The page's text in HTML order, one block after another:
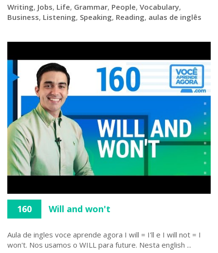
Writing, Jobs, Life, Grammar, People, Vocabulary,
Business, Listening, Speaking, Reading, aulas de inglês
160 Will and won't
Aula de ingles voce aprende agora I will = I'll e I will not = I
won't. Nos usamos o WILL para future. Nesta english ...